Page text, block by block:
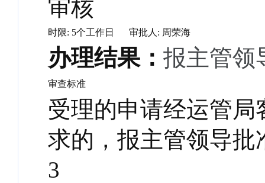
审核
时限: 5个工作日 审批人: 周荣海
办理结果： 报主管领
审查标准
受理的申请经运管
求的，报主管领导
3